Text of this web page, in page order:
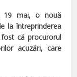
19 mai, o nouă
la întreprinderea
că procurorul
acuzări, care